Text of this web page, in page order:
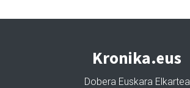
Kronika.eus
Dobera Euskara Elkartea